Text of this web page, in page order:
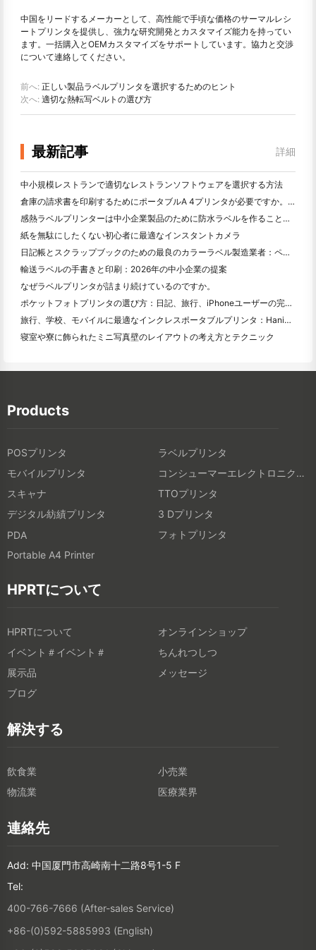
中国をリードするメーカーとして、高性能で手頃な価格のサーマルレシ
ートプリンタを提供し、強力な研究開発とカスタマイズ能力を持ってい
ます。一括購入とOEMカスタマイズをサポートしています。協力と交渉
について連絡してください。
前へ: 正しい製品ラベルプリンタを選択するためのヒント
次へ: 適切な熱転写ベルトの選び方
最新記事 詳細
中小規模レストランで適切なレストランソフトウェアを選択する方法
倉庫の請求書を印刷するためにポータブルA 4プリンタが必要ですか。何が本当に効果的なのか
感熱ラベルプリンターは中小企業製品のために防水ラベルを作ることができますか？
紙を無駄にしたくない初心者に最適なインスタントカメラ
日記帳とスクラップブックのための最良のカラーラベル製造業者：ページごとにさらに色を追加
輸送ラベルの手書きと印刷：2026年の中小企業の提案
なぜラベルプリンタが詰まり続けているのですか。
ポケットフォトプリンタの選び方：日記、旅行、iPhoneユーザーの完全ガイド
旅行、学校、モバイルに最適なインクレスポータブルプリンタ：Hanin MT 620 Pro評価
寝室や寮に飾られたミニ写真壁のレイアウトの考え方とテクニック
Products
POSプリンタ
ラベルプリンタ
モバイルプリンタ
コンシューマーエレクトロニクス製品
スキャナ
TTOプリンタ
デジタル紡績プリンタ
3 Dプリンタ
PDA
フォトプリンタ
Portable A4 Printer
HPRTについて
HPRTについて
オンラインショップ
イベント＃イベント＃
ちんれつしつ
展示品
メッセージ
ブログ
解決する
飲食業
小売業
物流業
医療業界
連絡先
Add: 中国厦門市高崎南十二路8号1-5 F
Tel:
400-766-7666 (After-sales Service)
+86-(0)592-5885993 (English)